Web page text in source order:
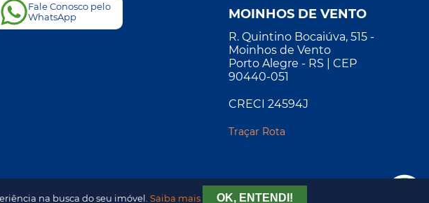
Fale Conosco pelo
WhatsApp
MOINHOS DE VENTO
R. Quintino Bocaiúva, 515 -
Moinhos de Vento
Porto Alegre - RS | CEP
90440-051
CRECI 24594J
Traçar Rota
na busca do seu imóvel. Saiba mais OK, ENTENDI!